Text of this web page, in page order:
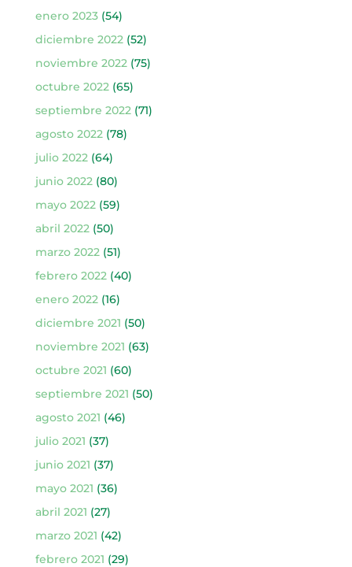
enero 2023(54)
diciembre 2022(52)
noviembre 2022(75)
octubre 2022(65)
septiembre 2022(71)
agosto 2022(78)
julio 2022(64)
junio 2022(80)
mayo 2022(59)
abril 2022(50)
marzo 2022(51)
febrero 2022(40)
enero 2022(16)
diciembre 2021 (50)
noviembre 2021 (63)
octubre 2021 (60)
septiembre 2021 (50)
agosto 2021 (46)
julio 2021 (37)
junio 2021 (37)
mayo 2021 (36)
abril 2021 (27)
marzo 2021 (42)
febrero 2021 (29)